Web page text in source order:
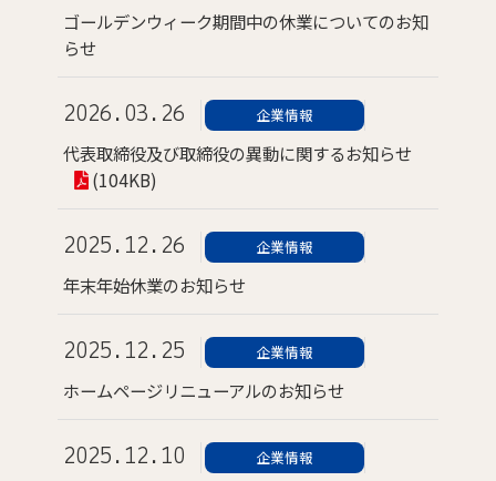
ゴールデンウィーク期間中の休業についてのお知
らせ
2026.03.26 企業情報
代表取締役及び取締役の異動に関するお知らせ
(104KB)
2025.12.26 企業情報
年末年始休業のお知らせ
2025.12.25 企業情報
ホームページリニューアルのお知らせ
2025.12.10 企業情報